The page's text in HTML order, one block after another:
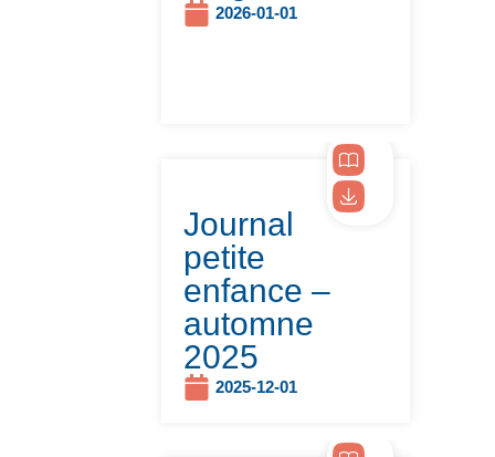
2026-01-01
2025-12-01
Journal
petite
enfance –
automne
2025